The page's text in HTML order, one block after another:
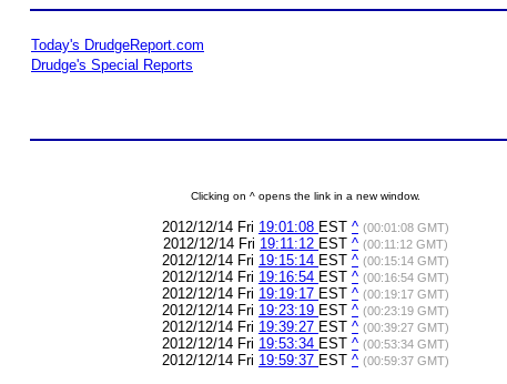
Today's DrudgeReport.com
Drudge's Special Reports
Clicking on ^ opens the link in a new window.
2012/12/14 Fri 19:01:08 EST ^ (00:01:08 GMT)
2012/12/14 Fri 19:11:12 EST ^ (00:11:12 GMT)
2012/12/14 Fri 19:15:14 EST ^ (00:15:14 GMT)
2012/12/14 Fri 19:16:54 EST ^ (00:16:54 GMT)
2012/12/14 Fri 19:19:17 EST ^ (00:19:17 GMT)
2012/12/14 Fri 19:23:19 EST ^ (00:23:19 GMT)
2012/12/14 Fri 19:39:27 EST ^ (00:39:27 GMT)
2012/12/14 Fri 19:53:34 EST ^ (00:53:34 GMT)
2012/12/14 Fri 19:59:37 EST ^ (00:59:37 GMT)